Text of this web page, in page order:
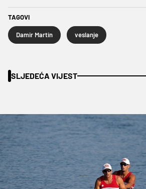
TAGOVI
Damir Martin veslanje
SLJEDEĆA VIJEST